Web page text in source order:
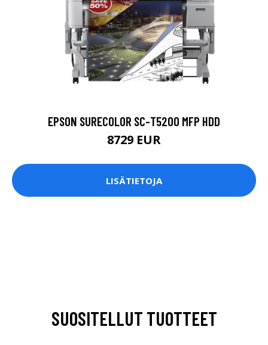
EPSON SURECOLOR SC-T5200 MFP HDD
8729 EUR
LISÄTIETOJA
SUOSITELLUT TUOTTEET